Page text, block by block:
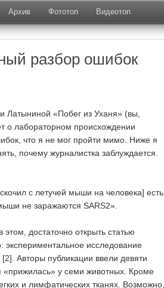
Архив Фототоп Видеотоп
разбор ошибок
Латыниной «Побег из Уханя» (вы,
о лабораторном происхождении
что я не мог пройти мимо. Ниже я
почему журналистка заблуждается.
с летучей мыши на человека] есть
не заражаются SARS2».
достаточно открыть статью
экспериментальное исследование
Авторы публикации ввели девяти
у семи животных. Кроме
и лимфатических тканях. Возможно,